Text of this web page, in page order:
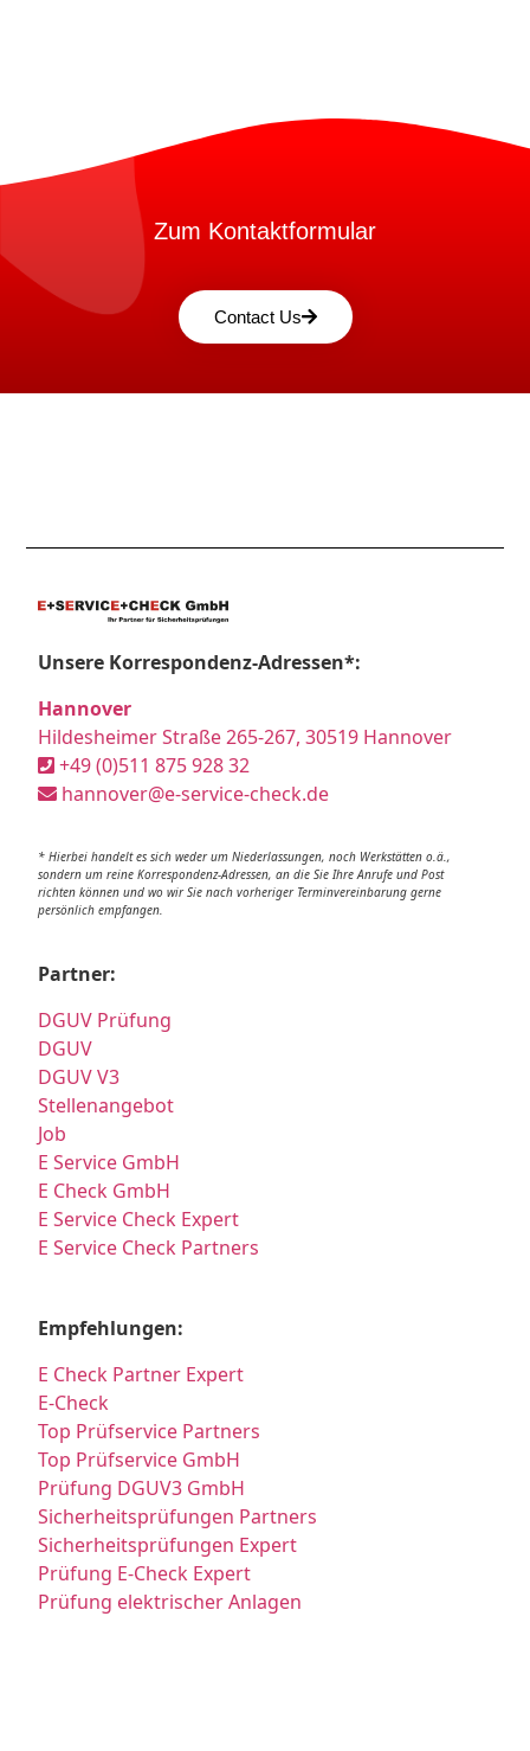
Zum Kontaktformular
Contact Us
Unsere Korrespondenz-Adressen*:
Hannover
Hildesheimer Straße 265-267, 30519 Hannover
+49 (0)511 875 928 32
hannover@e-service-check.de
* Hierbei handelt es sich weder um Niederlassungen, noch Werkstätten o.ä.,
sondern um reine Korrespondenz-Adressen, an die Sie Ihre Anrufe und Post
richten können und wo wir Sie nach vorheriger Terminvereinbarung gerne
persönlich empfangen.
Partner:
DGUV Prüfung
DGUV
DGUV V3
Stellenangebot
Job
E Service GmbH
E Check GmbH
E Service Check Expert
E Service Check Partners
Empfehlungen:
E Check Partner Expert
E-Check
Top Prüfservice Partners
Top Prüfservice GmbH
Prüfung DGUV3 GmbH
Sicherheitsprüfungen Partners
Sicherheitsprüfungen Expert
Prüfung E-Check Expert
Prüfung elektrischer Anlagen